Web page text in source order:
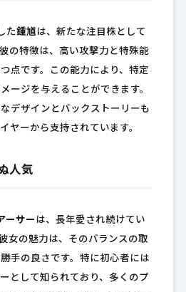
た鍾馗は、新たな注目株として
の特徴は、高い攻撃力と特殊能
点です。この能力により、特定
ージを与えることができます。
デザインとバックストーリーも
ヤーから支持されています。
人気
ーサー は、長年愛され続けてい
女の魅力は、そのバランスの取
手の良さです。特に初心者には
として知られており、多くのプ